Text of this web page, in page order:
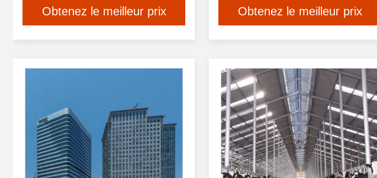
Obtenez le meilleur prix Obtenez le meilleur prix